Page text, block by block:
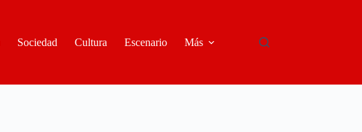
Sociedad Cultura Escenario Más